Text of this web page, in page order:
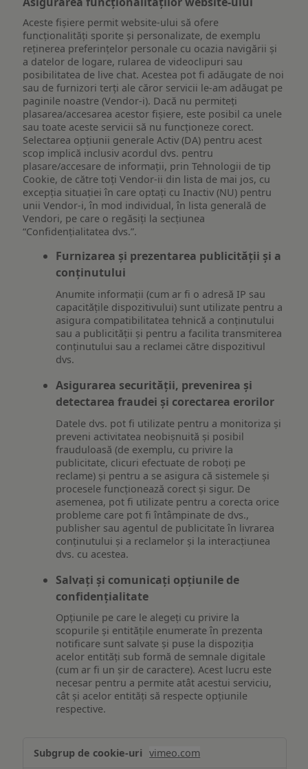
Aceste fișiere permit website-ului să ofere
funcționalități sporite și personalizate, de exemplu
reţinerea preferinţelor personale cu ocazia navigării și
a datelor de logare, rularea de videoclipuri sau
posibilitatea de live chat. Acestea pot fi adăugate de noi
sau de furnizori terți ale căror servicii le-am adăugat pe
paginile noastre (Vendor-i). Dacă nu permiteți
plasarea/accesarea acestor fișiere, este posibil ca unele
sau toate aceste servicii să nu funcționeze corect.
Selectarea opțiunii generale Activ (DA) pentru acest
scop implică inclusiv acordul dvs. pentru
plasare/accesare de informații, prin Tehnologii de tip
Cookie, de către toți Vendor-ii din lista de mai jos, cu
excepția situației în care optați cu Inactiv (NU) pentru
unii Vendor-i, în mod individual, în lista generală de
Vendori, pe care o regăsiți la secțiunea
“Confidențialitatea dvs.”.
Furnizarea și prezentarea publicității și a
conținutului
Anumite informații (cum ar fi o adresă IP sau
capacitățile dispozitivului) sunt utilizate pentru a
asigura compatibilitatea tehnică a conținutului
sau a publicității și pentru a facilita transmiterea
conținutului sau a reclamei către dispozitivul
dvs.
Asigurarea securității, prevenirea și
detectarea fraudei și corectarea erorilor
Datele dvs. pot fi utilizate pentru a monitoriza și
preveni activitatea neobișnuită și posibil
frauduloasă (de exemplu, cu privire la
publicitate, clicuri efectuate de roboți pe
reclame) și pentru a se asigura că sistemele și
procesele funcționează corect și sigur. De
asemenea, pot fi utilizate pentru a corecta orice
probleme care pot fi întâmpinate de dvs.,
publisher sau agentul de publicitate în livrarea
conținutului și a reclamelor și la interacțiunea
dvs. cu acestea.
Salvați și comunicați opțiunile de
confidențialitate
Opțiunile pe care le alegeți cu privire la
scopurile și entitățile enumerate în prezenta
notificare sunt salvate și puse la dispoziția
acelor entități sub formă de semnale digitale
(cum ar fi un șir de caractere). Acest lucru este
necesar pentru a permite atât acestui serviciu,
cât și acelor entități să respecte opțiunile
respective.
funcționalităților
vimeo.com